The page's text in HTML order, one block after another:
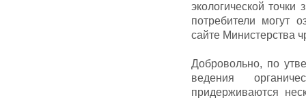
экологической
потребители могут
сайте Министерства
Добровольно, по
ведения
придерживаются